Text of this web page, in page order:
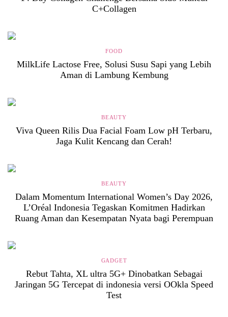
C+Collagen
FOOD
MilkLife Lactose Free, Solusi Susu Sapi yang Lebih
Aman di Lambung Kembung
BEAUTY
Viva Queen Rilis Dua Facial Foam Low pH Terbaru,
Jaga Kulit Kencang dan Cerah!
BEAUTY
Dalam Momentum International Women’s Day 2026,
L’Oréal Indonesia Tegaskan Komitmen Hadirkan
Ruang Aman dan Kesempatan Nyata bagi Perempuan
GADGET
Rebut Tahta, XL ultra 5G+ Dinobatkan Sebagai
Jaringan 5G Tercepat di indonesia versi OOkla Speed
Test